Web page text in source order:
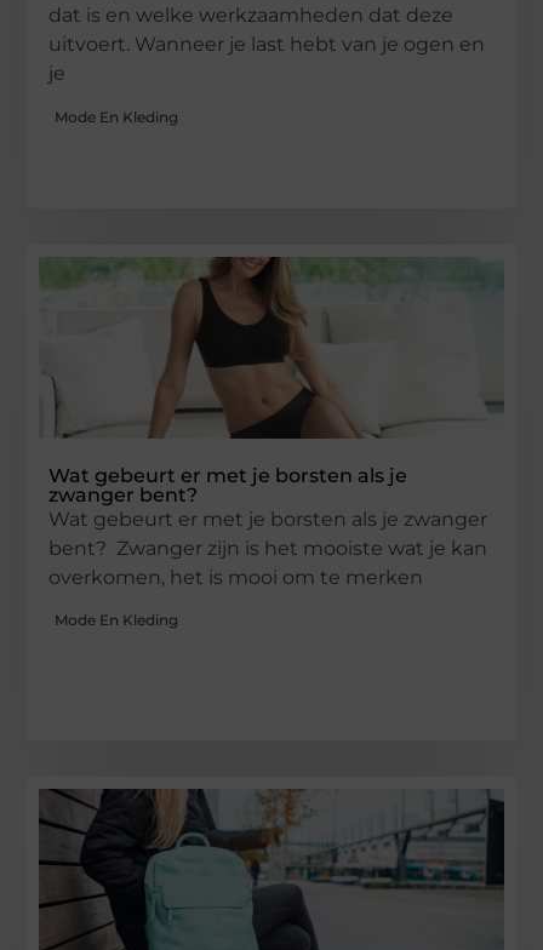
dat is en welke werkzaamheden dat deze
uitvoert. Wanneer je last hebt van je ogen en
je
Mode En Kleding
Wat gebeurt er met je borsten als je
zwanger bent?
Wat gebeurt er met je borsten als je zwanger
bent? Zwanger zijn is het mooiste wat je kan
overkomen, het is mooi om te merken
Mode En Kleding